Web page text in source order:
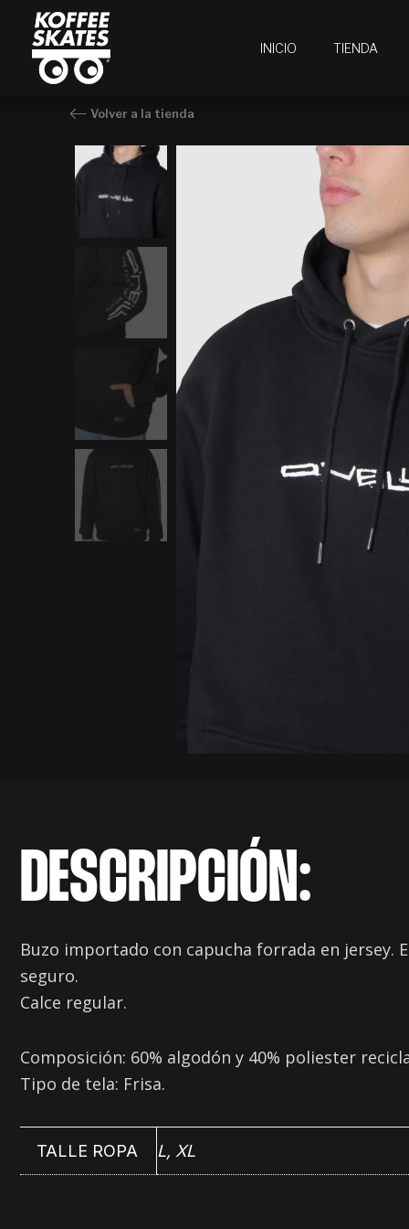
contenido
INICIO TIENDA
Volver a la tienda
DESCRIPCIÓN:
Buzo importado con capucha forrada en jersey.
seguro.
Calce regular.
Composición: 60% algodón y 40% poliester
Tipo de tela: Frisa.
TALLE ROPA L, XL